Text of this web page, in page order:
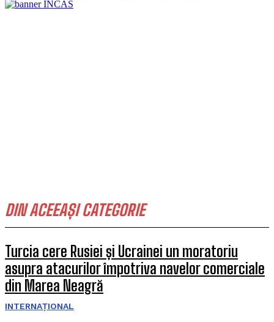
DIN ACEEAȘI CATEGORIE
Turcia cere Rusiei și Ucrainei un moratoriu
asupra atacurilor împotriva navelor comerciale
din Marea Neagră
INTERNAȚIONAL